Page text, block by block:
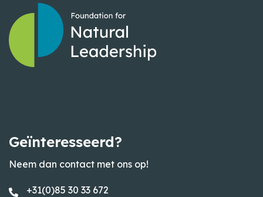
Geïnteresseerd?
Neem dan contact met ons op!
+31(0)85 30 33 672